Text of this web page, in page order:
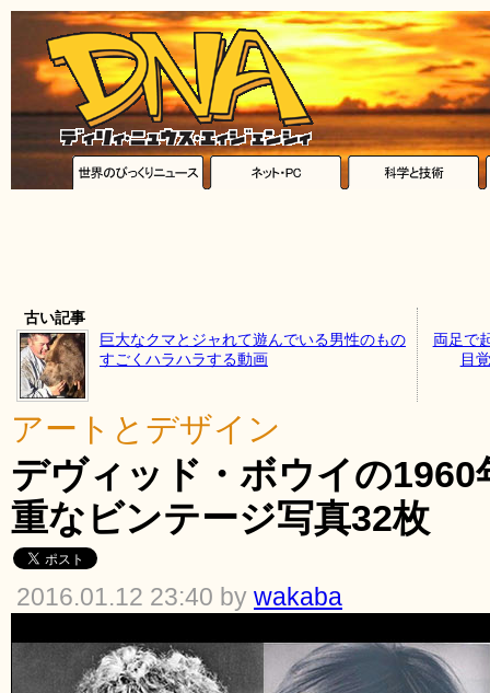
古い記事
巨大なクマとジャれて遊んでいる男性のもの
すごくハラハラする動画
両足で
目
アートとデザイン
デヴィッド・ボウイの1960
重なビンテージ写真32枚
2016.01.12 23:40 by wakaba